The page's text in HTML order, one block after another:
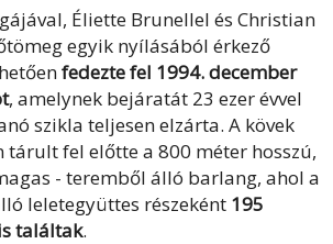
Éliette Brunellel és Christian
egyik nyílásából érkező
fedezte fel 1994. december
, amelynek bejáratát 23 ezer évvel
szikla teljesen elzárta. A kövek
fel előtte a 800 méter hosszú,
- teremből álló barlang, ahol a
leletegyüttes részeként 195
találtak.